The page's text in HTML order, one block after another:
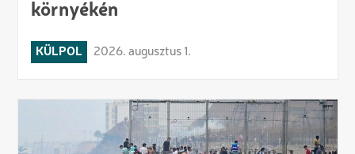
környékén
KÜLPOL 2026. augusztus 1.